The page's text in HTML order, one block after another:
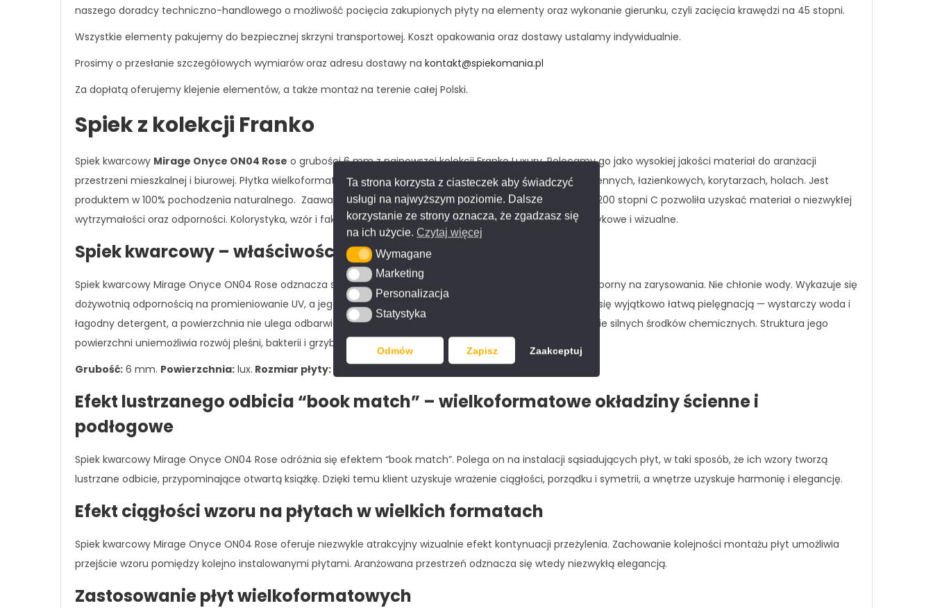
Ta strona korzysta z ciasteczek aby świadczyć
usługi na najwyższym poziomie. Dalsze
korzystanie ze strony oznacza, że zgadzasz się
na ich użycie. Czytaj więcej
WymaganeWymagane
MarketingMarketing
Personalizacja
Personalizacja
StatystykaStatystyka
Odmów Zapisz Zaakceptuj
naszego doradcy techniczno-handlowego o możliwość pocięcia zakupionych płyty na elementy oraz wykonanie gierunku, czyli zacięcia krawędzi na 45 stopni.
Wszystkie elementy pakujemy do bezpiecznej skrzyni transportowej. Koszt opakowania oraz dostawy ustalamy indywidualnie.
Prosimy o przesłanie szczegółowych wymiarów oraz adresu dostawy na kontakt@spiekomania.pl
Za dopłatą oferujemy klejenie elementów, a także montaż na terenie całej Polski.
Spiek z kolekcji Franko
Spiek kwarcowy Mirage Onyce ON04 Rose o grubości 6 mm z najnowszej kolekcji Franko Luxury. Polecamy go jako wysokiej jakości materiał do aranżacji
przestrzeni mieszkalnej i biurowej. Płytka wielkoformatowa idealnie sprawdzi się zwłaszcza na ścianach kuchennych, łazienkowych, korytarzach, holach. Jest
produktem w 100% pochodzenia naturalnego. Zaawansowana technologia obróbki w temperaturze ponad 1200 stopni C pozwoliła uzyskać materiał o niezwykłej
wytrzymałości oraz odporności. Kolorystyka, wzór i faktura powierzchni zapewniają wyjątkowe wrażenia dotykowe i wizualne.
Spiek kwarcowy – właściwości
Spiek kwarcowy Mirage Onyce ON04 Rose odznacza się znakomitą odpornością na plamy. Jest niezwykle odporny na zarysowania. Nie chłonie wody. Wykazuje się
dożywotnią odpornością na promieniowanie UV, a jego odcień nie blednie. Spiek Onyce ON04 Rose
wyróżnia się wyjątkowo łatwą pielęgnacją — wystarczy woda i
łagodny detergent, a powierzchnia nie ulega odbarwieniom. Spiek kwarcowy jest również odporny na działanie silnych środków chemicznych. Struktura jego
powierzchni uniemożliwia rozwój pleśni, bakterii i grzybów.
Grubość: 6 mm. Powierzchnia: lux. Rozmiar płyty:
Efekt lustrzanego odbicia “book match” – wielkoformatowe okładziny ścienne i
podłogowe
Spiek kwarcowy Mirage Onyce ON04 Rose odróżnia się efektem “book match”. Polega on na instalacji sąsiadujących płyt, w taki sposób, że ich wzory tworzą
lustrzane odbicie, przypominające otwartą książkę. Dzięki temu klient uzyskuje wrażenie ciągłości, porządku i symetrii, a wnętrze uzyskuje harmonię i elegancję.
Efekt ciągłości wzoru na płytach w wielkich formatach
Spiek kwarcowy Mirage Onyce ON04 Rose oferuje niezwykle atrakcyjny wizualnie efekt kontynuacji przeżylenia. Zachowanie kolejności montażu płyt umożliwia
przejście wzoru pomiędzy kolejno instalowanymi płytami. Aranżowana przestrzeń odznacza się wtedy niezwykłą elegancją.
Zastosowanie płyt wielkoformatowych